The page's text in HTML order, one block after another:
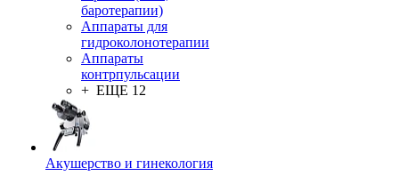
баротерапии)
Аппараты для
гидроколонотерапии
Аппараты
контрпульсации
+ ЕЩЕ 12
Акушерство и гинекология